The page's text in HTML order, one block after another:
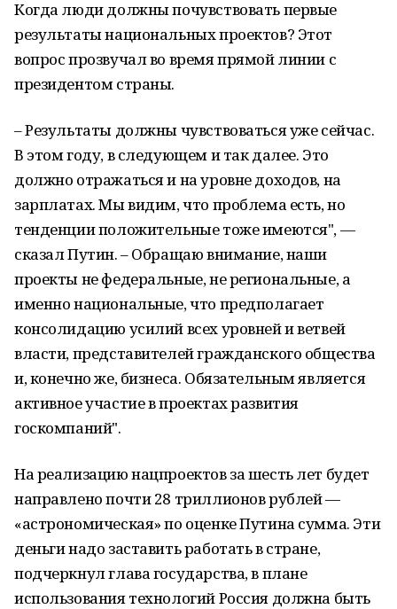
Когда люди должны почувствовать первые
результаты национальных проектов? Этот
вопрос прозвучал во время прямой линии с
президентом страны.
– Результаты должны чувствоваться уже сейчас.
В этом году, в следующем и так далее. Это
должно отражаться и на уровне доходов, на
зарплатах. Мы видим, что проблема есть, но
тенденции положительные тоже имеются", —
сказал Путин. – Обращаю внимание, наши
проекты не федеральные, не региональные, а
именно национальные, что предполагает
консолидацию усилий всех уровней и ветвей
власти, представителей гражданского общества
и, конечно же, бизнеса. Обязательным является
активное участие в проектах развития
госкомпаний".
На реализацию нацпроектов за шесть лет будет
направлено почти 28 триллионов рублей —
«астрономическая» по оценке Путина сумма. Эти
деньги надо заставить работать в стране,
подчеркнул глава государства, в плане
использования технологий Россия должна быть